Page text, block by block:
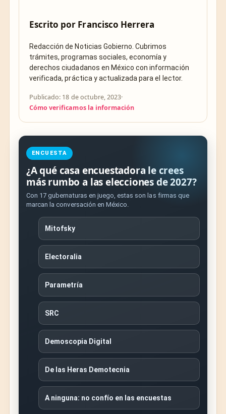
Escrito por Francisco Herrera
Redacción de Noticias Gobierno. Cubrimos
trámites, programas sociales, economía y
derechos ciudadanos en México con información
verificada, práctica y actualizada para el lector.
Publicado: 18 de octubre, 2023·
Cómo verificamos la información
ENCUESTA
¿A qué casa encuestadora le crees
más rumbo a las elecciones de 2027?
Con 17 gubernaturas en juego, estas son las firmas que
marcan la conversación en México.
Mitofsky
Electoralia
Parametría
SRC
Demoscopia Digital
De las Heras Demotecnia
A ninguna: no confío en las encuestas